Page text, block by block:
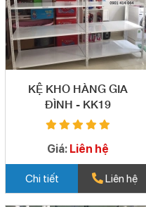
KỆ KHO HÀNG GIA
ĐÌNH - KK19
Giá: Liên hệ
Chi tiết Liên hệ